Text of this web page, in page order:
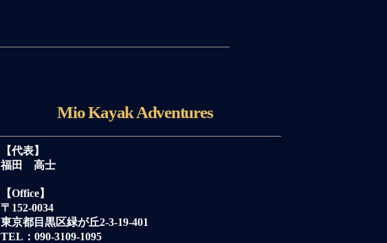
Mio Kayak Adventures
【代表】
福田 高士
【Office】
〒152-0034
東京都目黒区緑が丘2-3-19-401
TEL：090-3109-1095